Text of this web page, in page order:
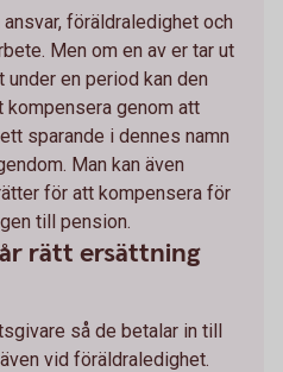
föräldraledighet och
Men om en av er tar ut
en period kan den
kompensera genom att
sparande i dennes namn
Man kan även
för att kompensera för
till pension.
rätt ersättning
så de betalar in till
vid föräldraledighet.